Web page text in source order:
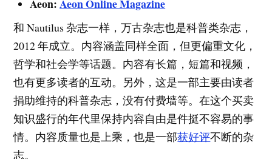
Aeon:Aeon Online Magazine
和 Nautilus 杂志一样，万古杂志也是科普类杂志，
2012 年成立。内容涵盖同样全面，但更偏重文化，
哲学和社会学等话题。内容有长篇，短篇和视频，
也有更多读者的互动。另外，这是一部主要由读者
捐助维持的科普杂志，没有付费墙等。在这个买卖
知识盛行的年代里保持内容自由是件挺不容易的事
情。内容质量也是上乘，也是一部获好评不断的杂
志。